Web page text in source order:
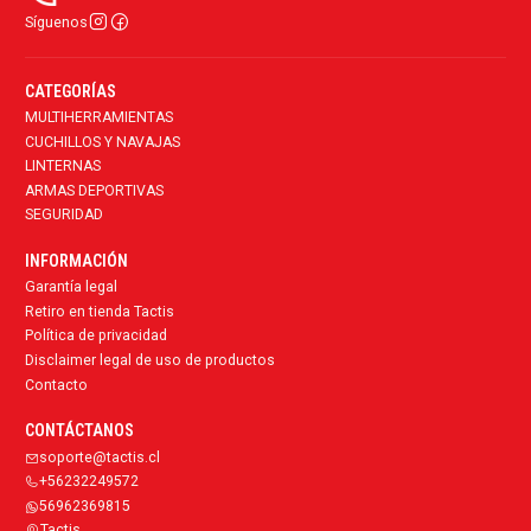
Síguenos
CATEGORÍAS
MULTIHERRAMIENTAS
CUCHILLOS Y NAVAJAS
LINTERNAS
ARMAS DEPORTIVAS
SEGURIDAD
INFORMACIÓN
Garantía legal
Retiro en tienda Tactis
Política de privacidad
Disclaimer legal de uso de productos
Contacto
CONTÁCTANOS
soporte@tactis.cl
+56232249572
56962369815